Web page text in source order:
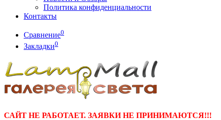
Политика конфиденциальности
Контакты
Сравнение0
Закладки0
САЙТ НЕ РАБОТАЕТ. ЗАЯВКИ НЕ ПРИНИМАЮТСЯ!!!